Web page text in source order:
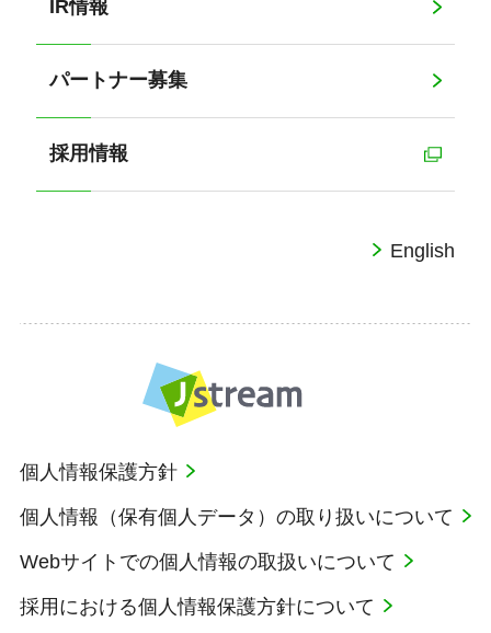
IR情報
パートナー募集
採用情報
English
個人情報保護方針
個人情報（保有個人データ）の取り扱いについて
Webサイトでの個人情報の取扱いについて
採用における個人情報保護方針について